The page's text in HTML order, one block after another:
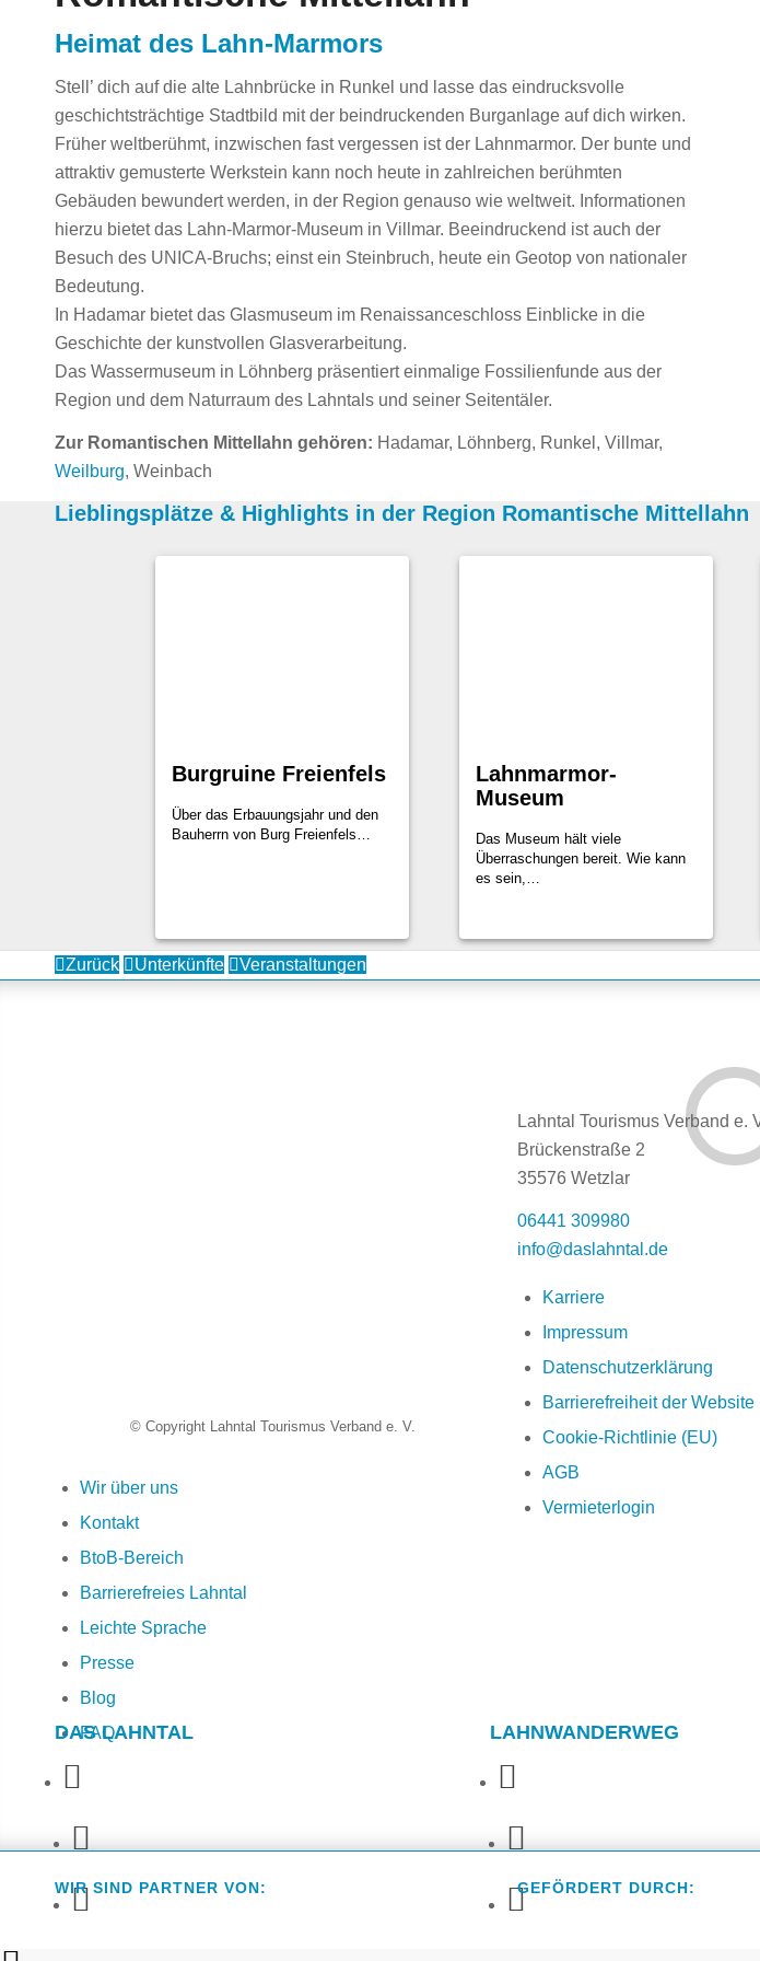
Heimat des Lahn-Marmors
Stell’ dich auf die alte Lahnbrücke in Runkel und lasse das eindrucksvolle
geschichtsträchtige Stadtbild mit der beindruckenden Burganlage auf dich wirken.
Früher weltberühmt, inzwischen fast vergessen ist der Lahnmarmor. Der bunte und
attraktiv gemusterte Werkstein kann noch heute in zahlreichen berühmten
Gebäuden bewundert werden, in der Region genauso wie weltweit. Informationen
hierzu bietet das Lahn-Marmor-Museum in Villmar. Beeindruckend ist auch der
Besuch des UNICA-Bruchs; einst ein Steinbruch, heute ein Geotop von nationaler
Bedeutung.
In Hadamar bietet das Glasmuseum im Renaissanceschloss Einblicke in die
Geschichte der kunstvollen Glasverarbeitung.
Das Wassermuseum in Löhnberg präsentiert einmalige Fossilienfunde aus der
Region und dem Naturraum des Lahntals und seiner Seitentäler.
Zur Romantischen Mittellahn gehören: Hadamar, Löhnberg, Runkel, Villmar,
Weilburg, Weinbach
Lieblingsplätze & Highlights in der Region Romantische Mittellahn
Burgruine Freienfels
Über das Erbauungsjahr und den
Bauherrn von Burg Freienfels…
Lahnmarmor-
Museum
Das Museum hält viele
Überraschungen bereit. Wie kann
es sein,…
Zurück Unterkünfte Veranstaltungen
© Copyright Lahntal Tourismus Verband e. V.
Wir über uns
Kontakt
BtoB-Bereich
Barrierefreies Lahntal
Leichte Sprache
Presse
Blog
FAQ
Lahntal Tourismus Verband e.
Brückenstraße 2
35576 Wetzlar
06441 309980
info@daslahntal.de
Karriere
Impressum
Datenschutzerklärung
Barrierefreiheit der Website
Cookie-Richtlinie (EU)
AGB
Vermieterlogin
DAS LAHNTAL LAHNWANDERWEG
WIR SIND PARTNER VON: GEFÖRDERT DURCH: